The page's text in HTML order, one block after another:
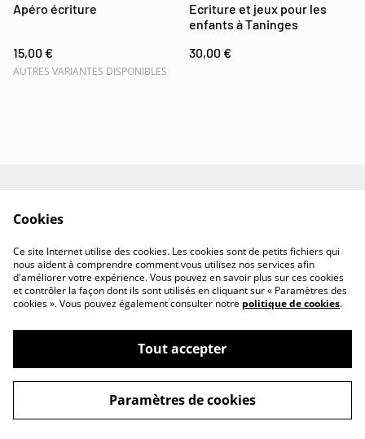
Apéro écriture
15,00 €
AUTRES VARIANTES DISPONIBLES
Ecriture et jeux pour les
enfants à Taninges
30,00 €
confidentialité
©2026
Le Coffre Aux Histoires - Ateliers d'écriture -
Haute-Savoie
powered by
Cookies
Ce site Internet utilise des cookies. Les cookies sont de petits fichiers qui
nous aident à comprendre comment vous utilisez nos services afin
d'améliorer votre expérience. Vous pouvez en savoir plus sur ces cookies
et contrôler la façon dont ils sont utilisés en cliquant sur « Paramètres des
cookies ». Vous pouvez également consulter notre politique de cookies.
Tout accepter
Paramètres de cookies